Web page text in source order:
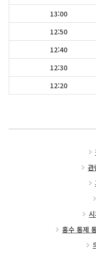
13:00
12:50
12:40
12:30
12:20
관
홍수 통제